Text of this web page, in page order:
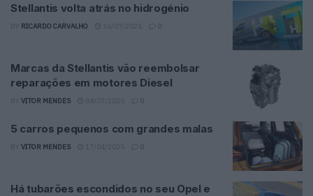
Stellantis volta atrás no hidrogénio
RICARDO CARVALHO 0
Marcas da Stellantis vão reembolsar
reparações em motores Diesel
VITOR MENDES 0
5 carros pequenos com grandes malas
VITOR MENDES 0
Há tubarões escondidos no seu Opel e